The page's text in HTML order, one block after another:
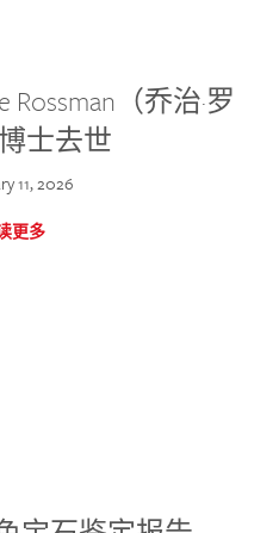
Rossman（乔治·罗
士去世
11, 2026
更多